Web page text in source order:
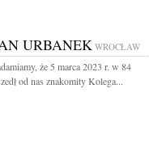
URBANEK WROCŁAW
że 5 marca 2023 r. w 84
od nas znakomity Kolega...